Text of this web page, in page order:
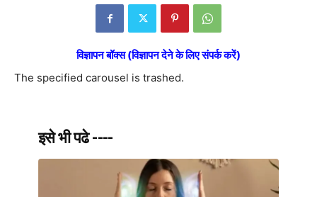
विज्ञापन बॉक्स (विज्ञापन देने के लिए संपर्क करें)
The specified carousel is trashed.
इसे भी पढे ----